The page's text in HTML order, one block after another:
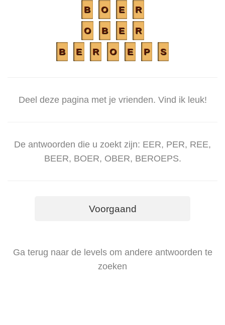
B O E R
O B E R
B E R O E P S
Deel deze pagina met je vrienden. Vind ik leuk!
De antwoorden die u zoekt zijn: EER, PER, REE,
BEER, BOER, OBER, BEROEPS.
Voorgaand
Ga terug naar de levels om andere antwoorden te
zoeken